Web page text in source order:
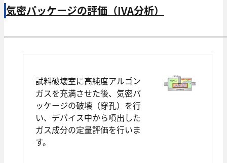
気密パッケージの評価（IVA分析）
試料破壊室に高純度アルゴン
ガスを充満させた後、気密パ
ッケージの破壊（穿孔）を行
い、デバイス中から噴出した
ガス成分の定量評価を行いま
す。